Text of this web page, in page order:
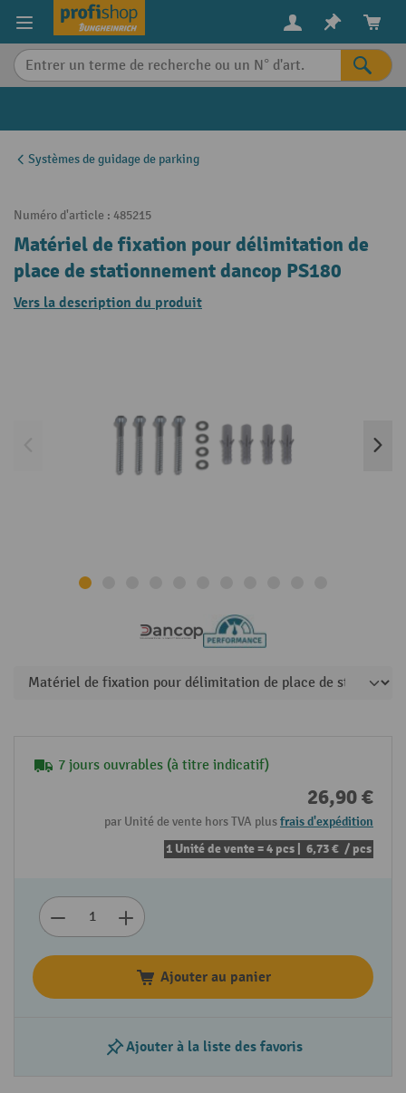
content
Systèmes de guidage de parking
Numéro d'article : 485215
Matériel de fixation pour délimitation de
place de stationnement dancop PS180
Vers la description du produit
7 jours ouvrables (à titre indicatif)
26,90 €
par Unité de vente hors TVA plusfrais d'expédition
1 Unité de vente = 4 pcs | 6,73 € / pcs
Ajouter au panier
Ajouter à la liste des favoris